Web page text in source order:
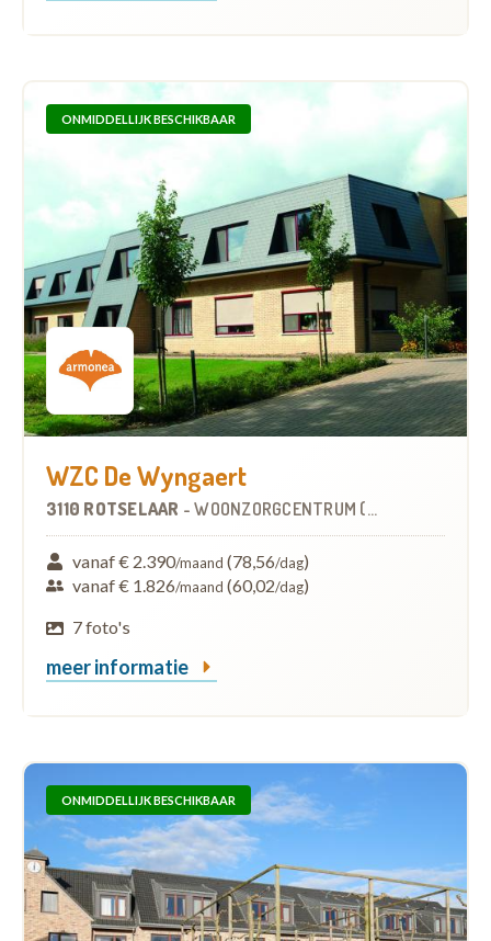
ONMIDDELLIJK BESCHIKBAAR
WZC De Wyngaert
3110 ROTSELAAR -WOONZORGCENTRUM (WZC)
vanaf € 2.390/maand (78,56/dag)
vanaf € 1.826/maand (60,02/dag)
7 foto's
meer informatie
ONMIDDELLIJK BESCHIKBAAR